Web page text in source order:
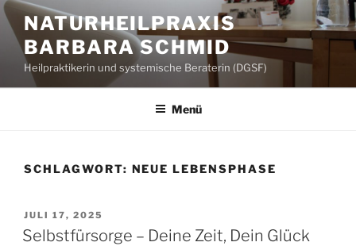
Zum
Inhalt
springen
NATURHEILPRAXIS
BARBARA SCHMID
Heilpraktikerin und systemische Beraterin (DGSF)
Menü
SCHLAGWORT: NEUE LEBENSPHASE
VERÖFFENTLICHT
AM
JULI 17, 2025
Selbstfürsorge – Deine Zeit, Dein Glück